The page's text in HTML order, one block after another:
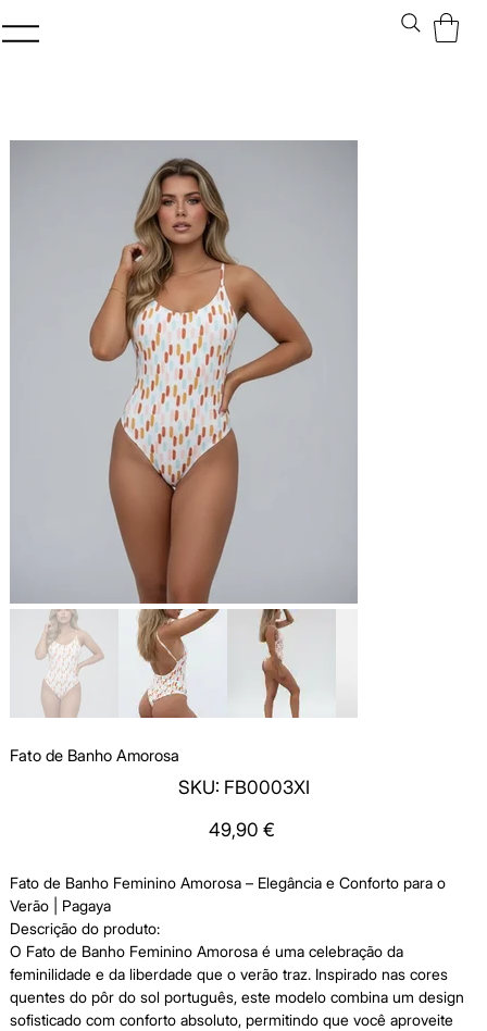
Fato de Banho Amorosa
SKU: SKU
FB0003XI
FB0003XI
Price
49,90 €
Fato de Banho Feminino Amorosa – Elegância e Conforto para o
Verão | Pagaya
Descrição do produto:
O Fato de Banho Feminino Amorosa é uma celebração da
feminilidade e da liberdade que o verão traz. Inspirado nas cores
quentes do pôr do sol português, este modelo combina um design
sofisticado com conforto absoluto, permitindo que você aproveite